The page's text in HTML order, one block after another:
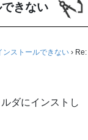
きない
ンストールできない › Re:
ダにインストし